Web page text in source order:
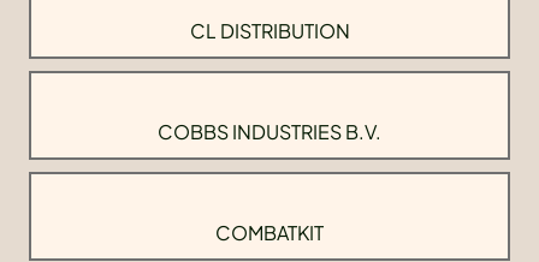
CL DISTRIBUTION
COBBS INDUSTRIES B.V.
COMBATKIT